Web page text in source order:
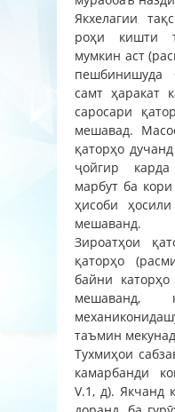
Якхелагии
роҳи кишти
мумкин аст
пешбинишуда
самт ҳаракат
саросари
мешавад.
қаторҳо
ҷойгир
марбут ба
ҳисоби
мешаванд.
Зироатҳои
қаторҳо
байни
таъмин
Тухмиҳои
камарбанди
V.1, д). Якчанд